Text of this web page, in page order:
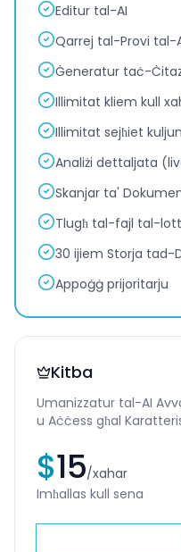
Editur tal-AI
Qarrej tal-Provi tal-
Ġeneratur taċ-
Illimitat kliem kull
Illimitat sejħiet
Analiżi dettaljata
Skanjar ta'
Tlugħ tal-fajl tal-lott
30 ijiem Storja tad-
Appoġġ prijoritarju
Kitba
Umanizzatur tal-AI
u Aċċess għal
$15/xahar
Imħallas kull sena